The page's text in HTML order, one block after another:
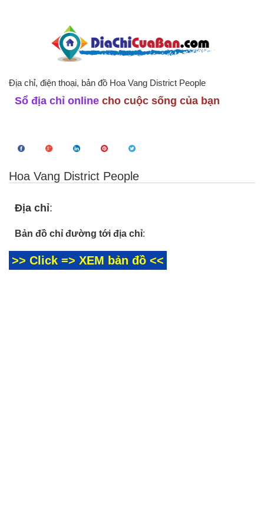
Địa chỉ, điện thoại, bản đồ Hoa Vang District People
Sổ địa chỉ online cho cuộc sống của bạn
Hoa Vang District People
Địa chỉ:
Bản đồ chỉ đường tới địa chỉ:
>> Click => XEM bản đồ <<